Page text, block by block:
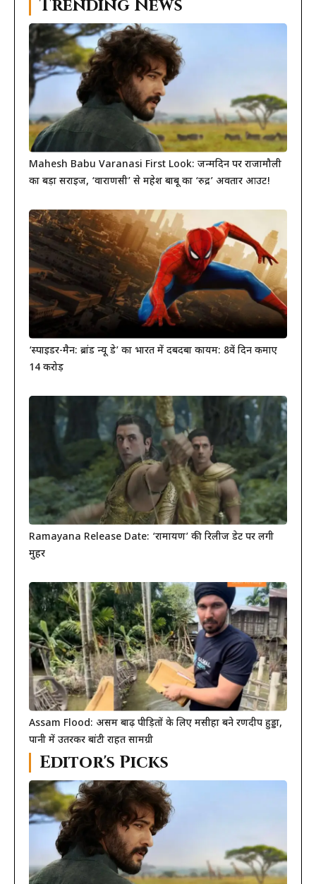
Trending News
Mahesh Babu Varanasi First Look: जन्मदिन पर राजामौली
का बड़ा सरप्राइज, ‘वाराणसी’ से महेश बाबू का ‘रुद्र’ अवतार आउट!
‘स्पाइडर-मैन: ब्रांड न्यू डे’ का भारत में दबदबा कायम: 8वें दिन कमाए
14 करोड़
Ramayana Release Date: ‘रामायण’ की रिलीज डेट पर लगी
मुहर
Assam Flood: असम बाढ़ पीड़ितों के लिए मसीहा बने रणदीप हुड्डा,
पानी में उतरकर बांटी राहत सामग्री
Editor's Picks